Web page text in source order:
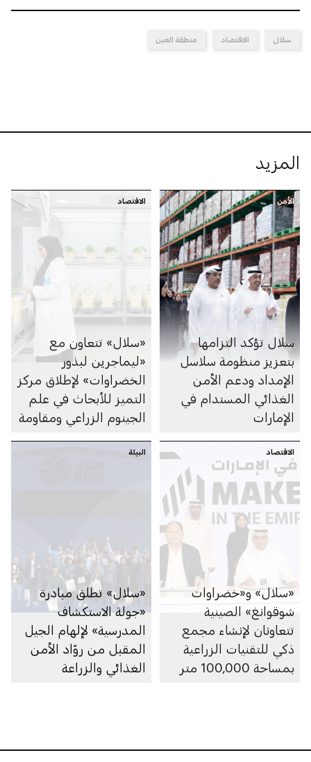
سلال الاقتصاد منطقة العين
المزيد
الأمن
سلال تؤكد التزامها
بتعزيز منظومة سلاسل
الإمداد ودعم الأمن
الغذائي المستدام في
الإمارات
الاقتصاد
«سلال» تتعاون مع
«ليماجرين لبذور
الخضراوات» لإطلاق مركز
التميز للأبحاث في علم
الجينوم الزراعي ومقاومة
GEN)
الاقتصاد
«سلال» و«خضراوات
شوقوانغ» الصينية
تتعاونان لإنشاء مجمع
ذكي للتقنيات الزراعية
بمساحة 100,000 متر
البيئة
«سلال» تطلق مبادرة
«جولة الاستكشاف
المدرسية» لإلهام الجيل
المقبل من روّاد الأمن
الغذائي والزراعة